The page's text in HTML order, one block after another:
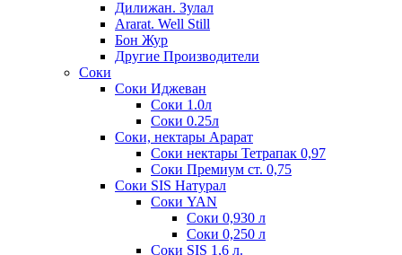
Дилижан. Зулал
Ararat. Well Still
Бон Жур
Другие Производители
Соки
Соки Иджеван
Соки 1.0л
Соки 0.25л
Соки, нектары Арарат
Соки нектары Тетрапак 0,97
Соки Премиум ст. 0,75
Соки SIS Натурал
Соки YAN
Соки 0,930 л
Соки 0,250 л
Соки SIS 1,6 л.